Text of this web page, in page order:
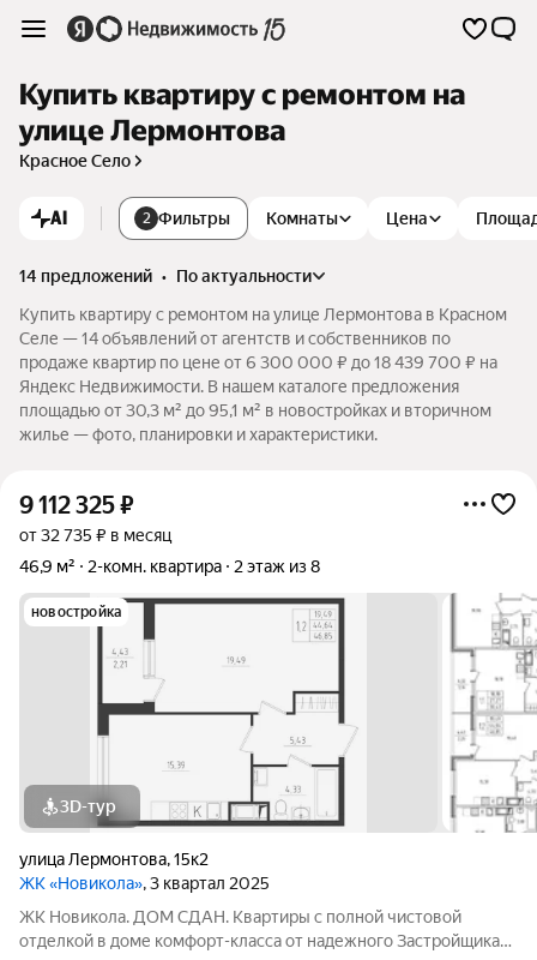
Купить квартиру с ремонтом на
улице Лермонтова
Красное Село
AI 2 Фильтры Комнаты Цена
14 предложений •
по актуальности
Купить квартиру с ремонтом на улице Лермонтова в Красном
Селе — 14 объявлений от агентств и собственников по
продаже квартир по цене от 6 300 000 ₽ до 18 439 700 ₽ на
Яндекс Недвижимости. В нашем каталоге предложения
площадью от 30,3 м² до 95,1 м² в новостройках и вторичном
жилье — фото, планировки и характеристики.
9 112 325₽
от 32 735 ₽ в месяц
46,9 м²
2-комн. квартира 2 этаж из 8
новостройка
3D-тур
улица Лермонтова,15к2
ЖК «Новикола», 3 квартал 2025
ЖК Новикола. ДОМ СДАН. Квартиры с полной чистовой
отделкой в доме комфорт-класса от надежного Застройщика